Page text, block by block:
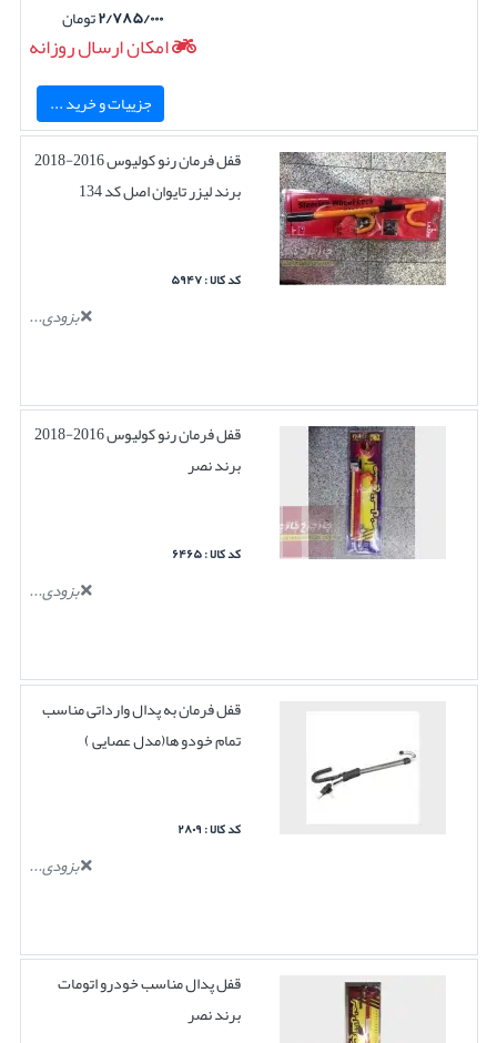
۲/۷۸۵/۰۰۰تومان
امکان ارسال روزانه
جزییات و خرید ...
قفل فرمان رنو کولیوس 2016-2018
برند لیزر تایوان اصل کد 134
کد کالا : ۵۹۴۷
بزودی...
قفل فرمان رنو کولیوس 2016-2018
برند نصر
کد کالا : ۶۴۶۵
بزودی...
قفل فرمان به پدال وارداتی مناسب
تمام خودو ها(مدل عصایی )
کد کالا : ۲۸۰۹
بزودی...
قفل پدال مناسب خودرو اتومات
برند نصر